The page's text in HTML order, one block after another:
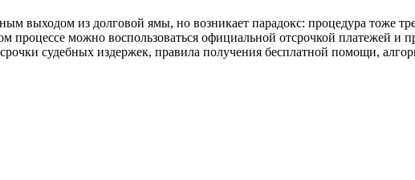
выходом из долговой ямы, но возникает парадокс: процедура тоже
процессе можно воспользоваться официальной отсрочкой платежей и
судебных издержек, правила получения бесплатной помощи,